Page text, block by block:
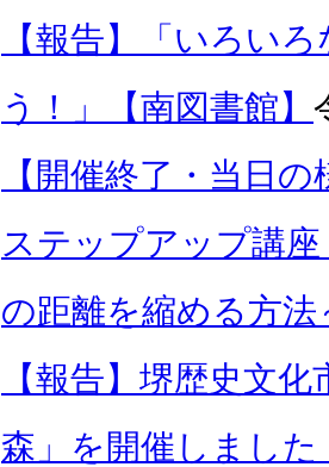
【報告】「いろい
う！」【南図書館】
【開催終了・当日
ステップアップ講
の距離を縮める方法
【報告】堺歴史文
森」を開催しました